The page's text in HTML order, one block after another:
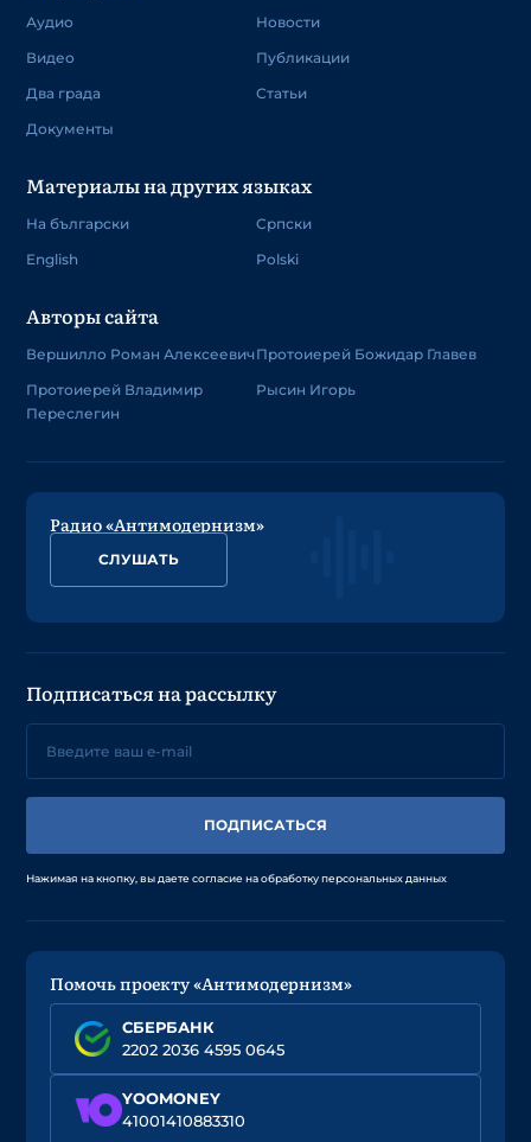
Аудио
Видео
Два града
Документы
Новости
Публикации
Статьи
Материалы на других языках
На български
English
Српски
Polski
Авторы сайта
Вершилло Роман Алексеевич
Протоиерей Владимир
Переслегин
Протоиерей Божидар Главев
Рысин Игорь
Радио «Антимодернизм»
СЛУШАТЬ
Подписаться на рассылку
ПОДПИСАТЬСЯ
Нажимая на кнопку, вы даете согласие на обработку персональных данных
Помочь проекту «Антимодернизм»
СБЕРБАНК
2202 2036 4595 0645
YOOMONEY
41001410883310